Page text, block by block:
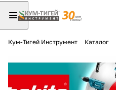
Кум-Тигей Инструмент Каталог
Разбейте